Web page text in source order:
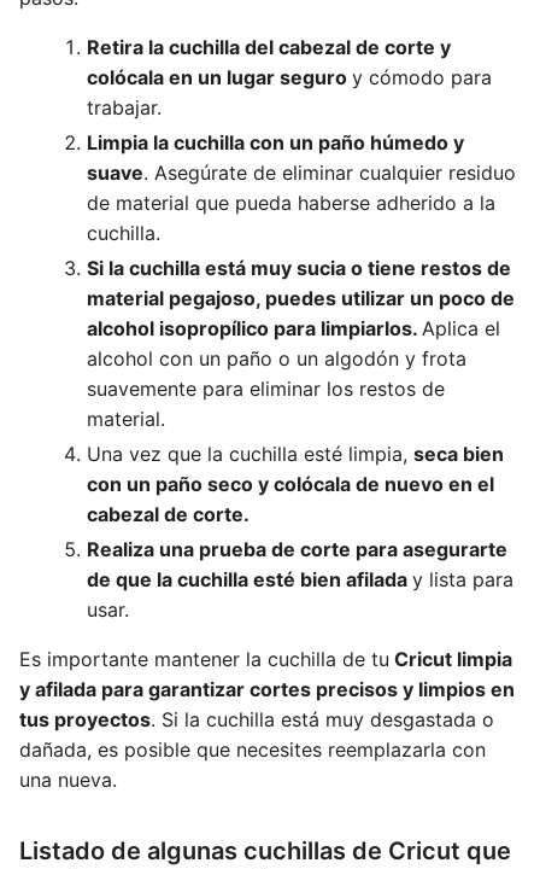
Retira la cuchilla del cabezal de corte y
colócala en un lugar seguro y cómodo para
trabajar.
Limpia la cuchilla con un paño húmedo y
suave. Asegúrate de eliminar cualquier residuo
de material que pueda haberse adherido a la
cuchilla.
Si la cuchilla está muy sucia o tiene restos de
material pegajoso, puedes utilizar un poco de
alcohol isopropílico para limpiarlos. Aplica el
alcohol con un paño o un algodón y frota
suavemente para eliminar los restos de
material.
Una vez que la cuchilla esté limpia, seca bien
con un paño seco y colócala de nuevo en el
cabezal de corte.
Realiza una prueba de corte para asegurarte
de que la cuchilla esté bien afilada y lista para
usar.
Es importante mantener la cuchilla de tu Cricut limpia
y afilada para garantizar cortes precisos y limpios en
tus proyectos. Si la cuchilla está muy desgastada o
dañada, es posible que necesites reemplazarla con
una nueva.
Listado de algunas cuchillas de Cricut que